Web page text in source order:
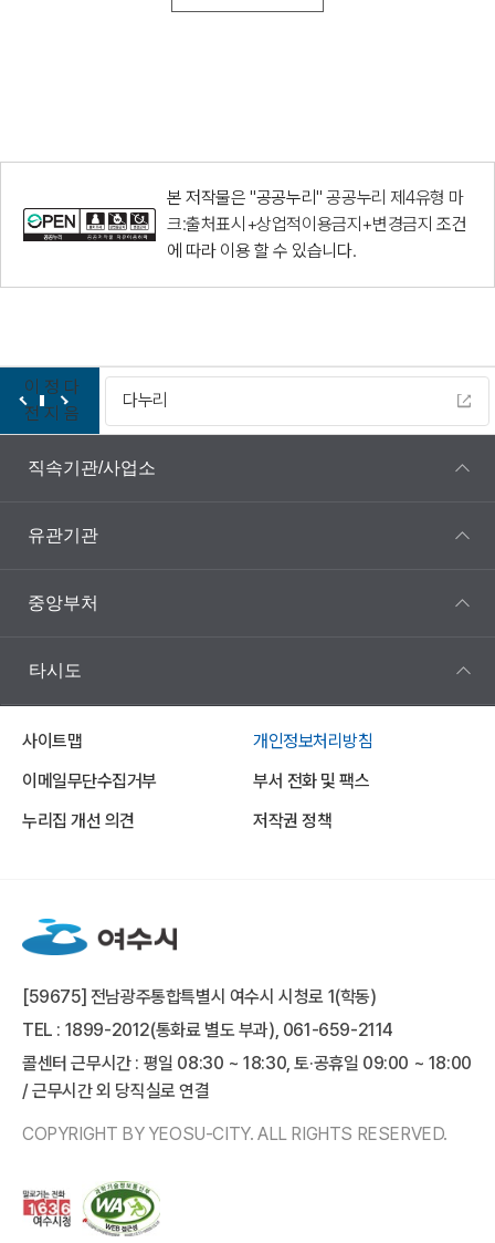
본 저작물은 "공공누리"공공누리 제4유형 마
크:출처표시+상업적이용금지+변경금지 조건
에 따라 이용 할 수 있습니다.
이
전
정
지
다
음
다누리
직속기관/사업소
유관기관
중앙부처
타시도
사이트맵
개인정보처리방침
이메일무단수집거부
부서 전화 및 팩스
누리집 개선 의견
저작권 정책
[59675] 전남광주통합특별시 여수시 시청로 1(학동)
TEL : 1899-2012(통화료 별도 부과), 061-659-2114
콜센터 근무시간 : 평일 08:30 ~ 18:30, 토·공휴일 09:00 ~ 18:00
/ 근무시간 외 당직실로 연결
COPYRIGHT BY YEOSU-CITY. ALL RIGHTS RESERVED.